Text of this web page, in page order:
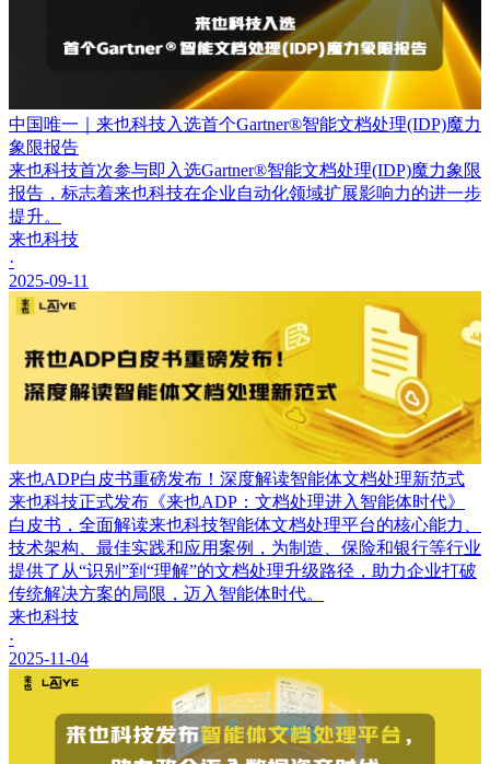
中国唯一｜来也科技入选首个Gartner®智能文档处理(IDP)魔力
象限报告
来也科技首次参与即入选Gartner®智能文档处理(IDP)魔力象限
报告，标志着来也科技在企业自动化领域扩展影响力的进一步
提升。
来也科技
·
2025-09-11
来也ADP白皮书重磅发布！深度解读智能体文档处理新范式
来也科技正式发布《来也ADP：文档处理进入智能体时代》
白皮书，全面解读来也科技智能体文档处理平台的核心能力、
技术架构、最佳实践和应用案例，为制造、保险和银行等行业
提供了从“识别”到“理解”的文档处理升级路径，助力企业打破
传统解决方案的局限，迈入智能体时代。
来也科技
·
2025-11-04